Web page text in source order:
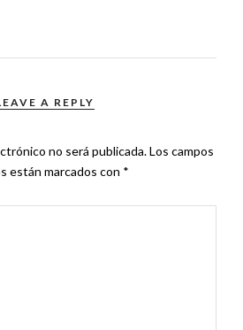
A REPLY
no será publicada.Los campos
están marcados con *